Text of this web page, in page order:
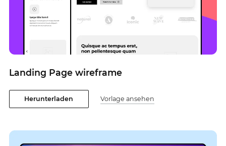
Landing Page wireframe
Herunterladen Vorlage ansehen